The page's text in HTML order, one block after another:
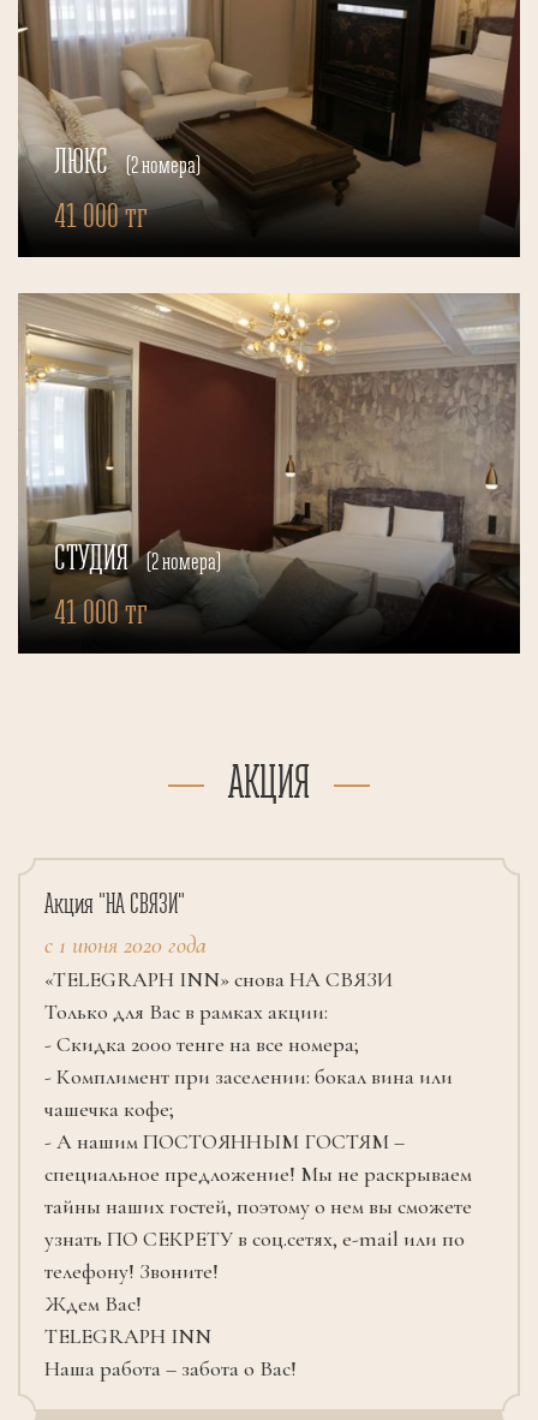
ЛЮКС (2 номера)
41 000 тг
СТУДИЯ (2 номера)
41 000 тг
АКЦИЯ
Акция "НА СВЯЗИ"
c 1 июня 2020 года
«TELEGRAPH INN» снова НА СВЯЗИ
Только для Вас в рамках акции:
- Скидка 2000 тенге на все номера;
- Комплимент при заселении: бокал вина или
чашечка кофе;
- А нашим ПОСТОЯННЫМ ГОСТЯМ –
специальное предложение! Мы не раскрываем
тайны наших гостей, поэтому о нем вы сможете
узнать ПО СЕКРЕТУ в соц.сетях, e-mail или по
телефону! Звоните!
Ждем Вас!
TELEGRAPH INN
Наша работа – забота о Вас!